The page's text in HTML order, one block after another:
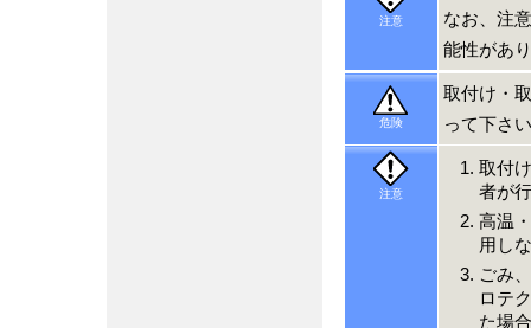
注意
なお、注
能性があ
危険
取付け・
って下さ
注意
取付
者が
高温
用し
ごみ
ロテ
た場